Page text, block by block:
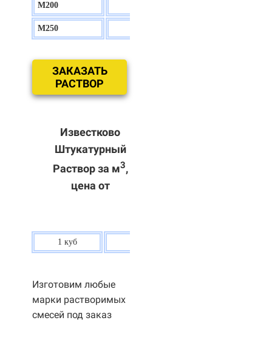
М200
М250
ЗАКАЗАТЬ
РАСТВОР
Известково
Штукатурный
Раствор за м3,
цена от
1 куб
Изготовим любые
марки растворимых
смесей под заказ